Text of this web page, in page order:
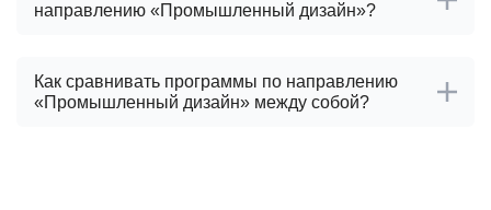
направлению «Промышленный дизайн»?
Как сравнивать программы по направлению
«Промышленный дизайн» между собой?